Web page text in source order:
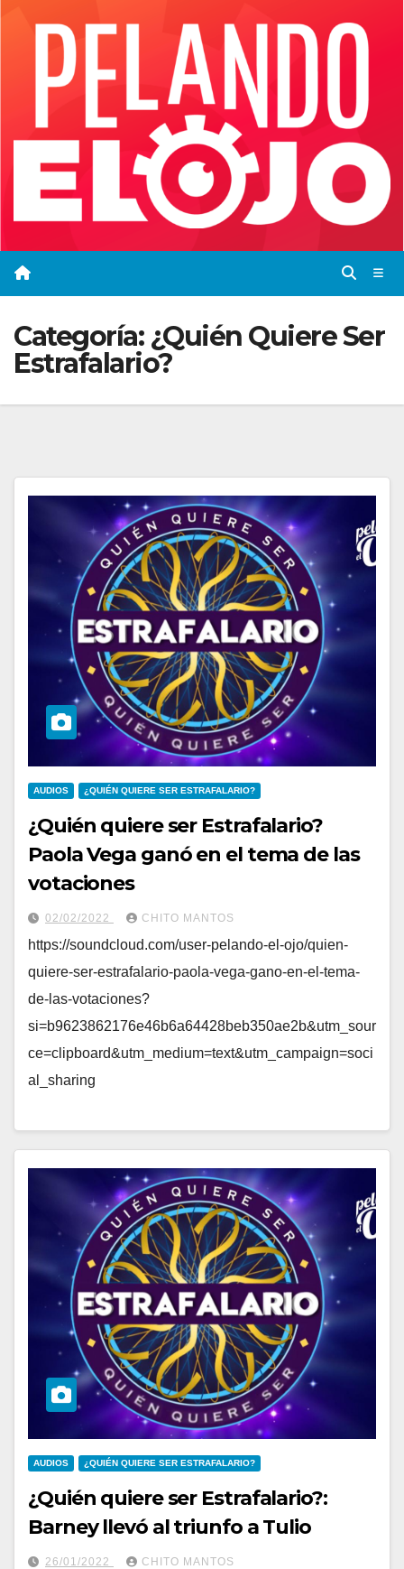
Categoría: ¿Quién Quiere Ser
Estrafalario?
AUDIOS ¿QUIÉN QUIERE SER ESTRAFALARIO?
¿Quién quiere ser Estrafalario?
Paola Vega ganó en el tema de las
votaciones
02/02/2022 CHITO MANTOS
https://soundcloud.com/user-pelando-el-ojo/quien-
quiere-ser-estrafalario-paola-vega-gano-en-el-tema-
de-las-votaciones?
si=b9623862176e46b6a64428beb350ae2b&utm_sour
ce=clipboard&utm_medium=text&utm_campaign=soci
al_sharing
AUDIOS ¿QUIÉN QUIERE SER ESTRAFALARIO?
¿Quién quiere ser Estrafalario?:
Barney llevó al triunfo a Tulio
26/01/2022 CHITO MANTOS